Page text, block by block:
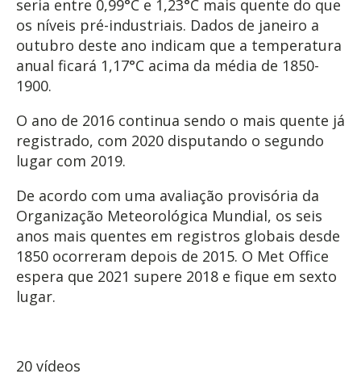
seria entre 0,99°C e 1,23°C mais quente do que
os níveis pré-industriais. Dados de janeiro a
outubro deste ano indicam que a temperatura
anual ficará 1,17°C acima da média de 1850-
1900.
O ano de 2016 continua sendo o mais quente já
registrado, com 2020 disputando o segundo
lugar com 2019.
De acordo com uma avaliação provisória da
Organização Meteorológica Mundial, os seis
anos mais quentes em registros globais desde
1850 ocorreram depois de 2015. O Met Office
espera que 2021 supere 2018 e fique em sexto
lugar.
20 vídeos